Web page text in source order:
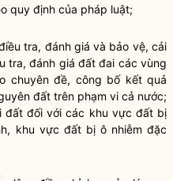
quy định của pháp luật;
tra, đánh giá và bảo vệ, cải
tra, đánh giá đất đai các vùng
chuyên đề, công bố kết quả
đất trên phạm vi cả nước;
đất đối với các khu vực đất bị
khu vực đất bị ô nhiễm đặc